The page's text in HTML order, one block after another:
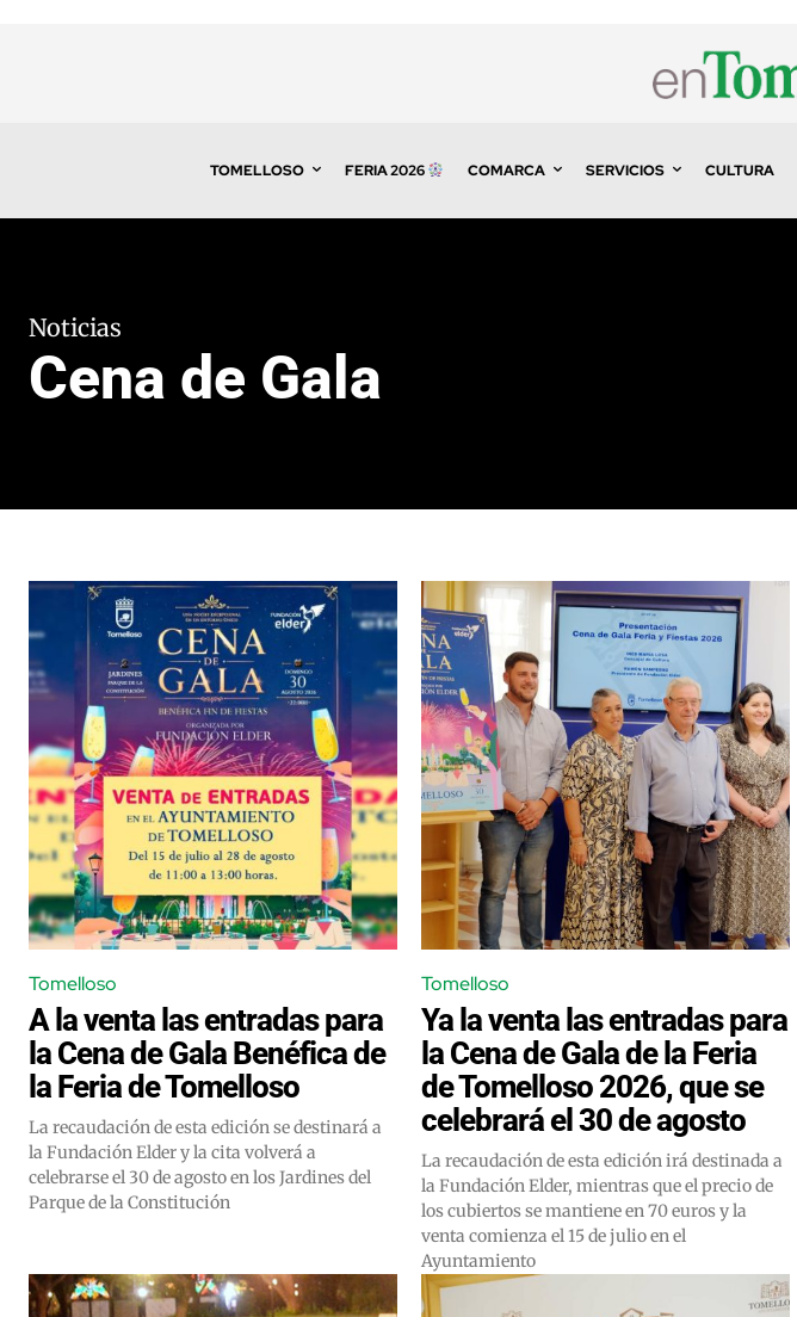
TOMELLOSO FERIA 2026 COMARCA SERVICIOS CULTURA
Noticias
Cena de Gala
Tomelloso
A la venta las entradas para
la Cena de Gala Benéfica de
la Feria de Tomelloso
La recaudación de esta edición se destinará a
la Fundación Elder y la cita volverá a
celebrarse el 30 de agosto en los Jardines del
Parque de la Constitución
Tomelloso
Ya la venta las entradas para
la Cena de Gala de la Feria
de Tomelloso 2026, que se
celebrará el 30 de agosto
La recaudación de esta edición irá destinada a
la Fundación Elder, mientras que el precio de
los cubiertos se mantiene en 70 euros y la
venta comienza el 15 de julio en el
Ayuntamiento